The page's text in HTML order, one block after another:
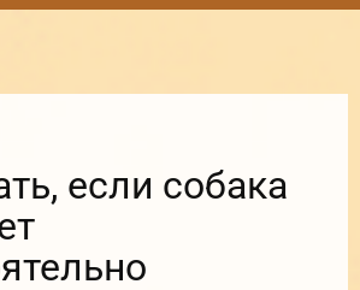
если собака